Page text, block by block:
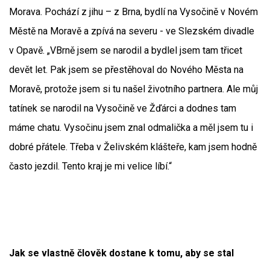
Morava. Pochází z jihu – z Brna, bydlí na Vysočině v Novém
Městě na Moravě a zpívá na severu - ve Slezském divadle
v Opavě. „VBrně jsem se narodil a bydlel jsem tam třicet
devět let. Pak jsem se přestěhoval do Nového Města na
Moravě, protože jsem si tu našel životního partnera. Ale můj
tatínek se narodil na Vysočině ve Žďárci a dodnes tam
máme chatu. Vysočinu jsem znal odmalička a měl jsem tu i
dobré přátele. Třeba v Želivském klášteře, kam jsem hodně
často jezdil. Tento kraj je mi velice líbí.“
Jak se vlastně člověk dostane k tomu, aby se stal